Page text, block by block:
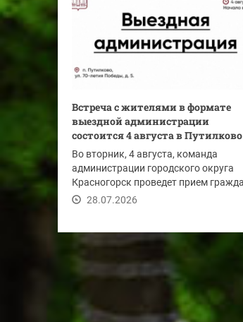
Встреча с жителями в формате
выездной администрации
состоится 4 августа в Путилково
Во вторник, 4 августа, команда
администрации городского округа
Красногорск проведет прием
Начало в 17:00.
28.07.2026